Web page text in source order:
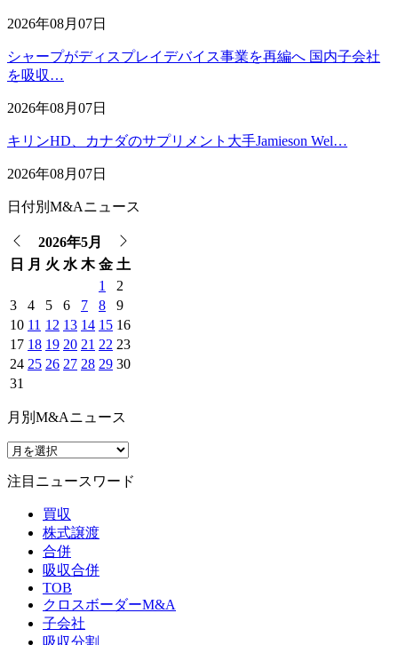
2026年08月07日
シャープがディスプレイデバイス事業を再編へ 国内子会社
を吸収…
2026年08月07日
キリンHD、カナダのサプリメント大手Jamieson Wel…
2026年08月07日
日付別M&Aニュース
2026年5月
日
月 火 水 木 金 土
1
2
3
4 5 6 7 8
9
10 11 12 13 14 15 16
17 18 19 20 21 22 23
24 25 26 27 28 29 30
31
月別M&Aニュース
注目ニュースワード
買収
株式譲渡
合併
吸収合併
TOB
クロスボーダーM&A
子会社